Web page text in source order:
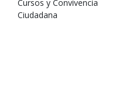
Cursos y Convivencia
Ciudadana